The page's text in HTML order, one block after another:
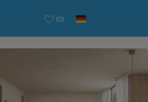
(0)